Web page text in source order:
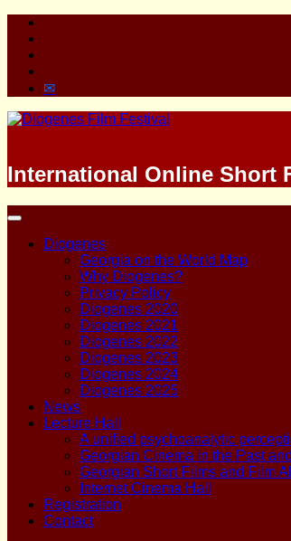
Skip
content
Email
International Online Short
Primary
Diogenes
Georgia on the World Map
Why Diogenes?
Privacy Policy
Diogenes 2020
Diogenes 2021
Diogenes 2022
Diogenes 2023
Diogenes 2024
Diogenes 2025
News
Lecture Hall
A unified psychoanalytic
Georgian Cinema in the Past
Georgian Short Films and Film
Internet Cinema Hall
Registration
Contact